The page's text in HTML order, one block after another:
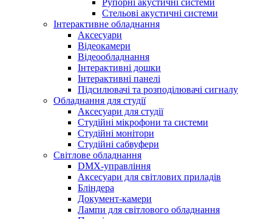
Рупорні акустичні системи
Стельові акустичні системи
Інтерактивне обладнання
Аксесуари
Відеокамери
Відеообладнання
Інтерактивні дошки
Інтерактивні панелі
Підсилювачі та розподілювачі сигналу
Обладнання для студії
Аксесуари для студії
Студійні мікрофони та системи
Студійні монітори
Студійні сабвуфери
Світлове обладнання
DMX-управління
Аксесуари для світлових приладів
Бліндера
Документ-камери
Лампи для світлового обладнання